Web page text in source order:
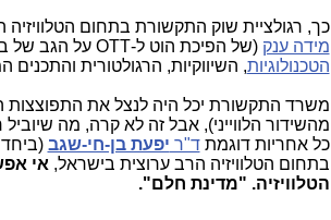
כך, רגולציית שוק התקשורת בתחום
מידה ענק (של הפיכת הוט ל-OTT על הגב של בזק) ו
הטכנולוגיות, השיווקיות, הרגולטורית
משרד התקשורת יכל היה לנצל את התפוצצות
מהשידור הלווייני), אבל זה לא קרה, מה
כל אחריות דוגמתד"ר יפעת בן-חי-שגב
בתחום הטלוויזיה הרב ערוצית בישראל, אי
הטלוויזיה. "מדינת חלם".